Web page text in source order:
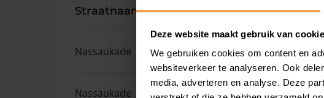
Deze website maakt gebruik van
We gebruiken cookies om content en
websiteverkeer te analyseren. Ook
media, adverteren en analyse. Deze
Straatnaam Huisnr.
Nassaukade 161F 39
Nassaukade 372 33